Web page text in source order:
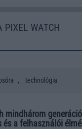
PIXEL WATCH
, technológia
mindhárom
és a felhasználói